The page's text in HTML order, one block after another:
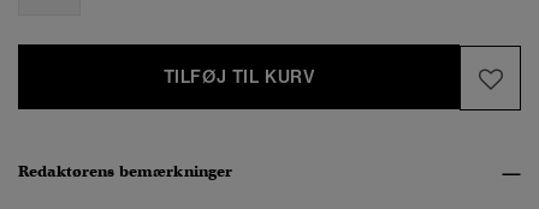
TILFØJ TIL KURV
Redaktørens bemærkninger